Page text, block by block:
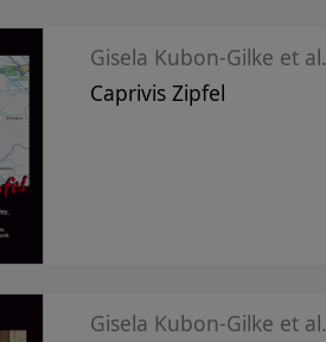
Gisela Kubon-Gilke et al.
Caprivis Zipfel
Gisela Kubon-Gilke et al.